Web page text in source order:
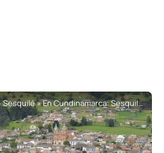
Sesquilé»En Cundinamarca: Sesquilé fue nominado por ONU Turismo por segundo año consecutivo como uno de los mejores pueblos del mundo